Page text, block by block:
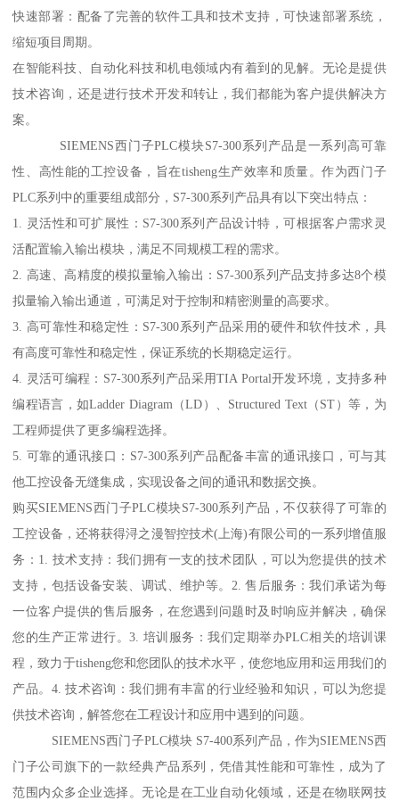
快速部署：配备了完善的软件工具和技术支持，可快速部署系统，
缩短项目周期。
在智能科技、自动化科技和机电领域内有着到的见解。无论是提供
技术咨询，还是进行技术开发和转让，我们都能为客户提供解决方
案。
SIEMENS西门子PLC模块S7-300系列产品是一系列高可靠
性、高性能的工控设备，旨在tisheng生产效率和质量。作为西门子
PLC系列中的重要组成部分，S7-300系列产品具有以下突出特点：
1. 灵活性和可扩展性：S7-300系列产品设计特，可根据客户需求灵
活配置输入输出模块，满足不同规模工程的需求。
2. 高速、高精度的模拟量输入输出：S7-300系列产品支持多达8个模
拟量输入输出通道，可满足对于控制和精密测量的高要求。
3. 高可靠性和稳定性：S7-300系列产品采用的硬件和软件技术，具
有高度可靠性和稳定性，保证系统的长期稳定运行。
4. 灵活可编程：S7-300系列产品采用TIA Portal开发环境，支持多种
编程语言，如Ladder Diagram（LD）、Structured Text（ST）等，为
工程师提供了更多编程选择。
5. 可靠的通讯接口：S7-300系列产品配备丰富的通讯接口，可与其
他工控设备无缝集成，实现设备之间的通讯和数据交换。
购买SIEMENS西门子PLC模块S7-300系列产品，不仅获得了可靠的
工控设备，还将获得浔之漫智控技术(上海)有限公司的一系列增值服
务：1. 技术支持：我们拥有一支的技术团队，可以为您提供的技术
支持，包括设备安装、调试、维护等。2. 售后服务：我们承诺为每
一位客户提供的售后服务，在您遇到问题时及时响应并解决，确保
您的生产正常进行。3. 培训服务：我们定期举办PLC相关的培训课
程，致力于tisheng您和您团队的技术水平，使您地应用和运用我们的
产品。4. 技术咨询：我们拥有丰富的行业经验和知识，可以为您提
供技术咨询，解答您在工程设计和应用中遇到的问题。
SIEMENS西门子PLC模块 S7-400系列产品，作为SIEMENS西
门子公司旗下的一款经典产品系列，凭借其性能和可靠性，成为了
范围内众多企业选择。无论是在工业自动化领域，还是在物联网技